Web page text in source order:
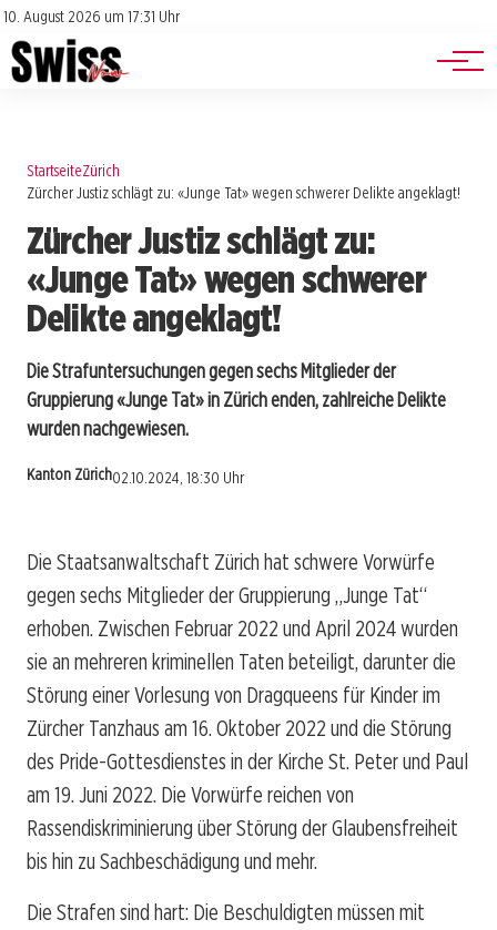
10. August 2026 um 17:31 Uhr
Impressum
Datenschutz
Jobs
Events
StartseiteZürich
Zürcher Justiz schlägt zu: «Junge Tat» wegen schwerer Delikte angeklagt!
Zürcher Justiz schlägt zu:
«Junge Tat» wegen schwerer
Delikte angeklagt!
Die Strafuntersuchungen gegen sechs Mitglieder der
Gruppierung «Junge Tat» in Zürich enden, zahlreiche Delikte
wurden nachgewiesen.
Kanton Zürich02.10.2024, 18:30 Uhr
Die Staatsanwaltschaft Zürich hat schwere Vorwürfe
gegen sechs Mitglieder der Gruppierung „Junge Tat“
erhoben. Zwischen Februar 2022 und April 2024 wurden
sie an mehreren kriminellen Taten beteiligt, darunter die
Störung einer Vorlesung von Dragqueens für Kinder im
Zürcher Tanzhaus am 16. Oktober 2022 und die Störung
des Pride-Gottesdienstes in der Kirche St. Peter und Paul
am 19. Juni 2022. Die Vorwürfe reichen von
Rassendiskriminierung über Störung der Glaubensfreiheit
bis hin zu Sachbeschädigung und mehr.
Die Strafen sind hart: Die Beschuldigten müssen mit